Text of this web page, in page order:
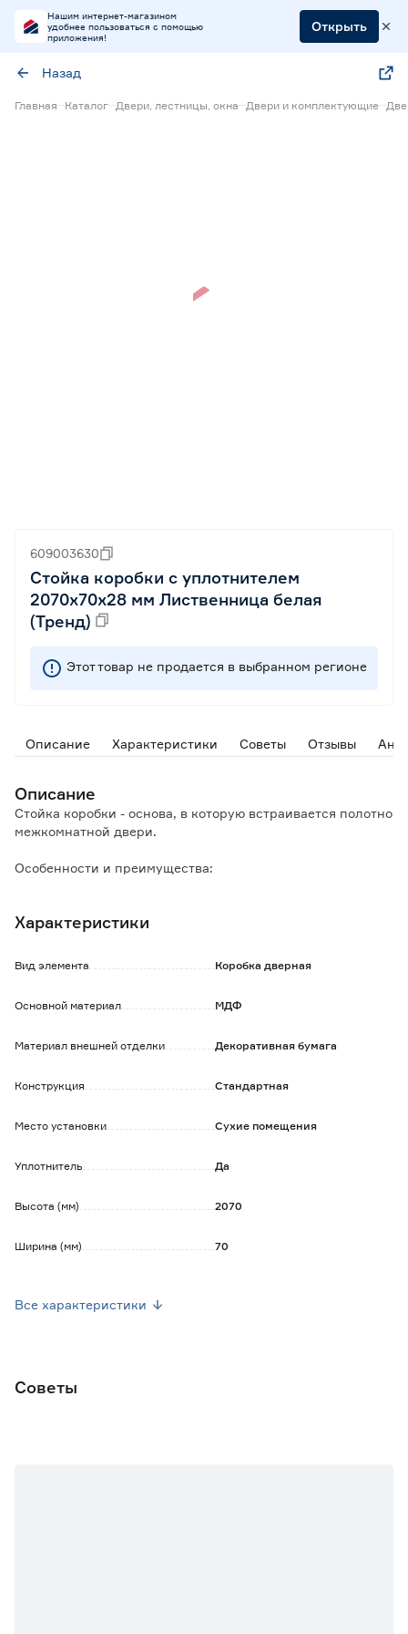
Нашим интернет-магазином
удобнее пользоваться с помощью
приложения!
Открыть
Назад
Главная Каталог Двери, лестницы, окна Двери и комплектующие
609003630
Стойка коробки с уплотнителем
2070х70х28 мм Лиственница белая
(Тренд)
Этот товар не продается в выбранном регионе
Описание Характеристики Советы Отзывы
Описание
Стойка коробки - основа, в которую встраивается полотно
межкомнатной двери.
Особенности и преимущества:
- ПВХ устойчив к механическим повреждениям.
Характеристики
Вид элемента Коробка дверная
Основной материал МДФ
Материал внешней отделки Декоративная бумага
Конструкция Стандартная
Место установки Сухие помещения
Уплотнитель Да
Высота (мм) 2070
Ширина (мм) 70
Все характеристики
Советы